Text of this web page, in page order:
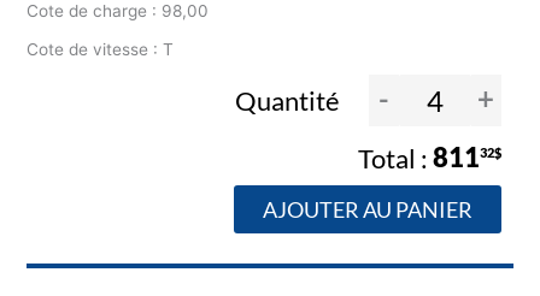
Cote de charge : 98,00
Cote de vitesse : T
Quantité - +
81132$
AJOUTER AU PANIER